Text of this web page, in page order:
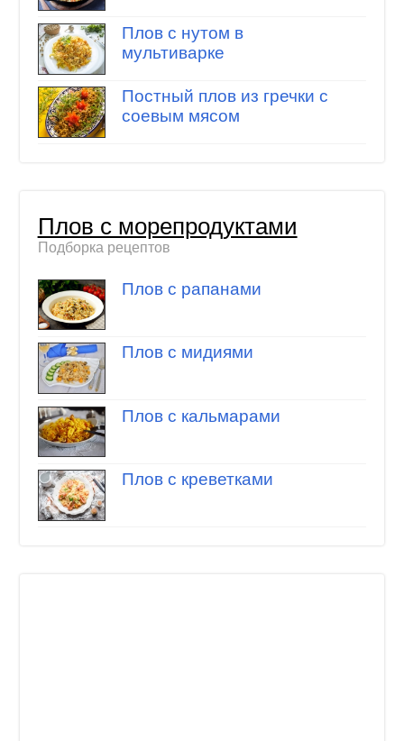
Плов с нутом в
мультиварке
Постный плов из гречки с
соевым мясом
Плов с морепродуктами
Подборка рецептов
Плов с рапанами
Плов с мидиями
Плов с кальмарами
Плов с креветками